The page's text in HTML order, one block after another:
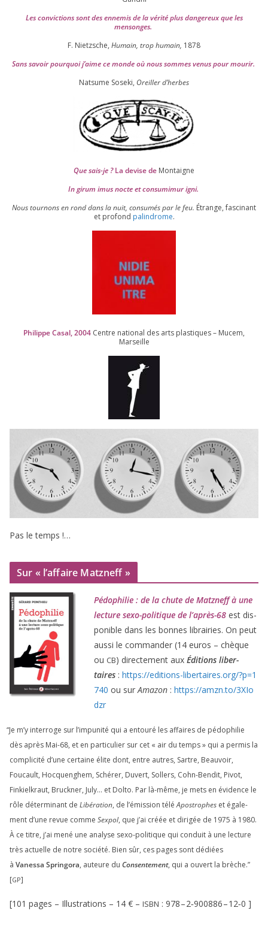
Les convic­tions sont des enne­mis de la véri­té plus dan­ge­reux que les
mensonges.
F. Nietzsche, Humain, trop humain, 1878
Sans savoir pour­quoi j’aime ce monde où nous sommes venus pour mourir.
Natsume Soseki, Oreiller d’herbes
Que sais-je ?La devise de Montaigne
In girum imus nocte et consu­mi­mur igni.
Nous tour­nons en rond dans la nuit, consu­més par le feu. Étrange, fas­ci­nant
et pro­fond palin­drome.
Philippe Casal,2004 Centre natio­nal des arts plas­tiques – Mucem,
Marseille
Pas le temps !…
Sur « l’affaire Matzneff »
Pédophilie : de la chute de Matzneff à une
lec­ture sexo-poli­tique de l’après-68 est dis­
po­nible dans les bonnes librai­ries. On peut
aus­si le com­man­der (14 euros – chèque
ou CB) direc­te­ment aux Éditions liber­
taires : https://​edi​tions​-liber​taires​.org/​?​p​=​1
740 ou surAmazon : https://​amzn​.to/​3​X​I​o​
dzr
“Je m’y inter­roge sur l’impunité qui a entou­ré les affaires de pédo­phi­lie
dès après Mai-68, et en par­ti­cu­lier sur cet « air du temps » qui a per­mis la
com­pli­ci­té d’une cer­taine élite dont, entre autres, Sartre, Beauvoir,
Foucault, Hocquenghem, Schérer, Duvert, Sollers, Cohn-Bendit, Pivot,
Finkielkraut, Bruckner, July… et Dolto. Par là-même, je mets en évi­dence le
rôle déter­mi­nant de Libération, de l’émission téléApostrophes et éga­le­
ment d’une revue comme Sexpol, que j’ai créée et diri­gée de 1975 à 1980.
À ce titre, j’ai mené une ana­lyse sexo-poli­tique qui conduit à une lec­ture
très actuelle de notre socié­té. Bien sûr, ces pages sont dédiées
à Vanessa Springora, auteure du Consentement, qui a ouvert la brèche.”
[GP]
[101 pages – Illustrations – 14 € – ISBN : 978–2‑900886–12‑0 ]